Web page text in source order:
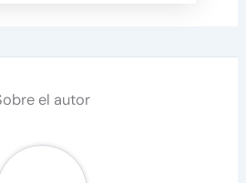
el autor